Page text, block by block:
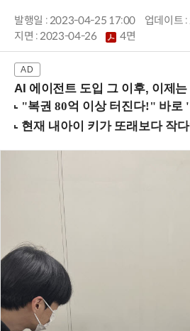
발행일 : 2023-04-25 17:00
업데이트
지면 :2023-04-26 4면
AI 에이전트 도입 그 이후, 이제는